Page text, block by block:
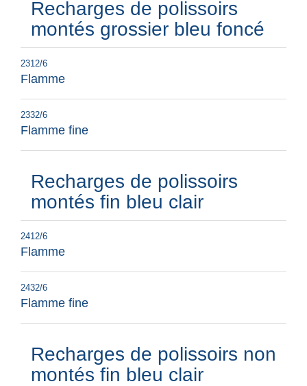
Recharges de polissoirs
montés grossier bleu foncé
2312/6
Flamme
2332/6
Flamme fine
Recharges de polissoirs
montés fin bleu clair
2412/6
Flamme
2432/6
Flamme fine
Recharges de polissoirs non
montés fin bleu clair